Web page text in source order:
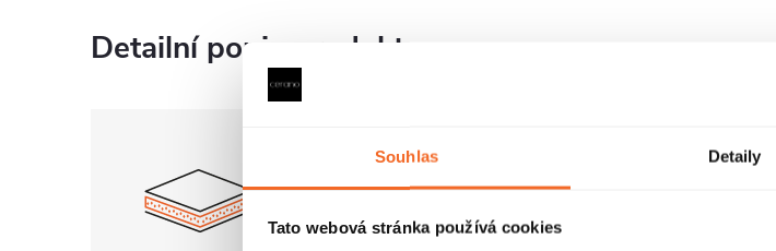
Souhlas Detaily
Tato webová stránka používá cookies
Detailní popis produktu